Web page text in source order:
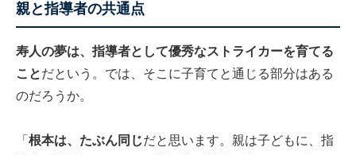
親と指導者の共通点
寿人の夢は、指導者として優秀なストライカーを育てる
ことだという。では、そこに子育てと通じる部分はある
のだろうか。
「 根本は、たぶん同じだと思います。親は子どもに、指